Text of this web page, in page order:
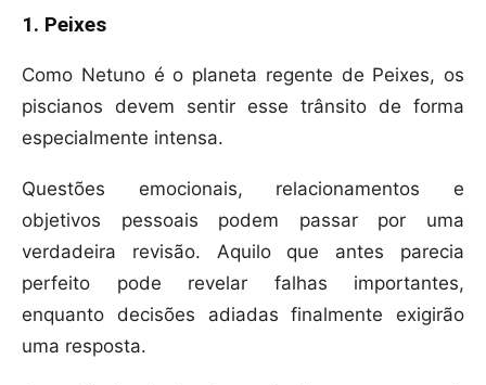
1. Peixes
Como Netuno é o planeta regente de Peixes, os
piscianos devem sentir esse trânsito de forma
especialmente intensa.
Questões emocionais, relacionamentos e
objetivos pessoais podem passar por uma
verdadeira revisão. Aquilo que antes parecia
perfeito pode revelar falhas importantes,
enquanto decisões adiadas finalmente exigirão
uma resposta.